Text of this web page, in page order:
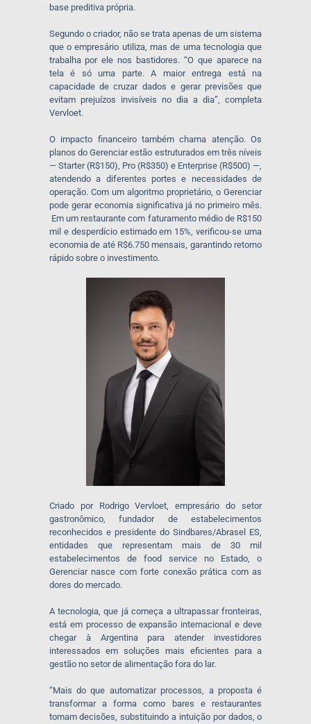
base preditiva própria.
Segundo o criador, não se trata apenas de um sistema
que o empresário utiliza, mas de uma tecnologia que
trabalha por ele nos bastidores. “O que aparece na
tela é só uma parte. A maior entrega está na
capacidade de cruzar dados e gerar previsões que
evitam prejuízos invisíveis no dia a dia”, completa
Vervloet.
O impacto financeiro também chama atenção. Os
planos do Gerenciar estão estruturados em três níveis
— Starter (R$150), Pro (R$350) e Enterprise (R$500) —,
atendendo a diferentes portes e necessidades de
operação. Com um algoritmo proprietário, o Gerenciar
pode gerar economia significativa já no primeiro mês.
Em um restaurante com faturamento médio de R$150
mil e desperdício estimado em 15%, verificou-se uma
economia de até R$6.750 mensais, garantindo retorno
rápido sobre o investimento.
Criado por Rodrigo Vervloet, empresário do setor
gastronômico, fundador de estabelecimentos
reconhecidos e presidente do Sindbares/Abrasel ES,
entidades que representam mais de 30 mil
estabelecimentos de food service no Estado, o
Gerenciar nasce com forte conexão prática com as
dores do mercado.
A tecnologia, que já começa a ultrapassar fronteiras,
está em processo de expansão internacional e deve
chegar à Argentina para atender investidores
interessados em soluções mais eficientes para a
gestão no setor de alimentação fora do lar.
“Mais do que automatizar processos, a proposta é
transformar a forma como bares e restaurantes
tomam decisões, substituindo a intuição por dados, o